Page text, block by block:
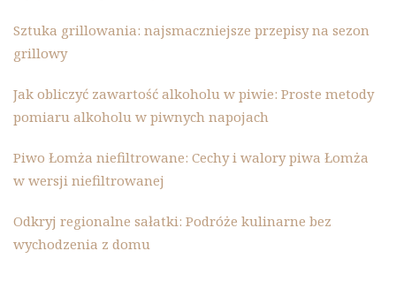
Sztuka grillowania: najsmaczniejsze przepisy na sezon
grillowy
Jak obliczyć zawartość alkoholu w piwie: Proste metody
pomiaru alkoholu w piwnych napojach
Piwo Łomża niefiltrowane: Cechy i walory piwa Łomża
w wersji niefiltrowanej
Odkryj regionalne sałatki: Podróże kulinarne bez
wychodzenia z domu